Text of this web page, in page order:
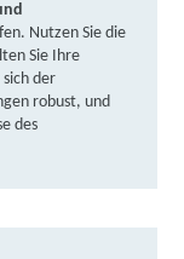
Straße 12,
Nutzen Sie die
Sie Ihre
der
robust, und
des